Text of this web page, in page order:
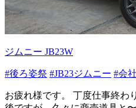
ジムニー JB23W
#後ろ姿祭 #JB23ジムニー #会
お疲れ様です。 丁度仕事終わ